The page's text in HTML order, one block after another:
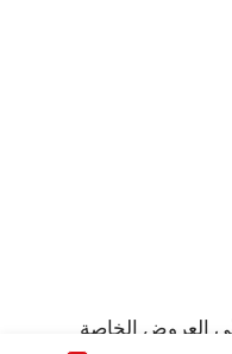
العروض الخاصة